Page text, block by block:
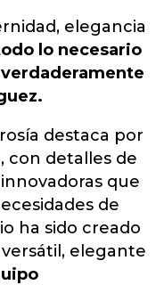
elegancia
lo necesario
destaca por
con detalles de
que
de
ha sido creado
elegante